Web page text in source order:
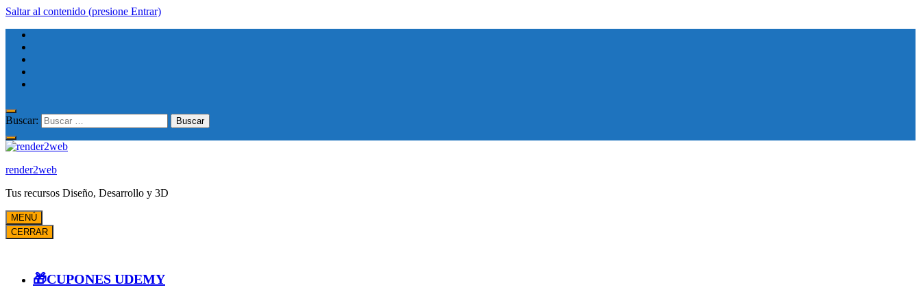
Saltar al contenido (presione Entrar)
Buscar:
render2web
Tus recursos Diseño, Desarrollo y 3D
MENÚ
CERRAR
🎁CUPONES UDEMY